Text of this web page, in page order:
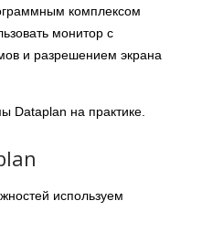
комплексом
монитор с
и разрешением экрана
Dataplan на практике.
используем